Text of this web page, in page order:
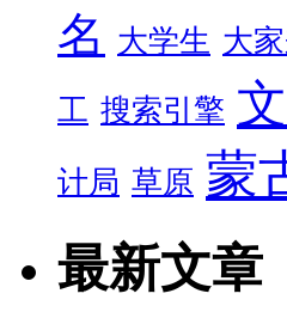
名 大学生 大
工 搜索引擎
计局 草原 蒙
最新文章